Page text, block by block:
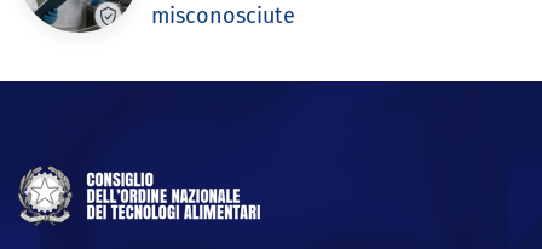
misconosciute